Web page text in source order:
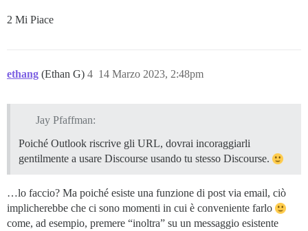
2 Mi Piace
ethang (Ethan G) 14 Marzo 2023, 2:48pm
4
Jay Pfaffman:
Poiché Outlook riscrive gli URL, dovrai incoraggiarli
gentilmente a usare Discourse usando tu stesso Discourse.
…lo faccio? Ma poiché esiste una funzione di post via email, ciò
implicherebbe che ci sono momenti in cui è conveniente farlo
come, ad esempio, premere “inoltra” su un messaggio esistente